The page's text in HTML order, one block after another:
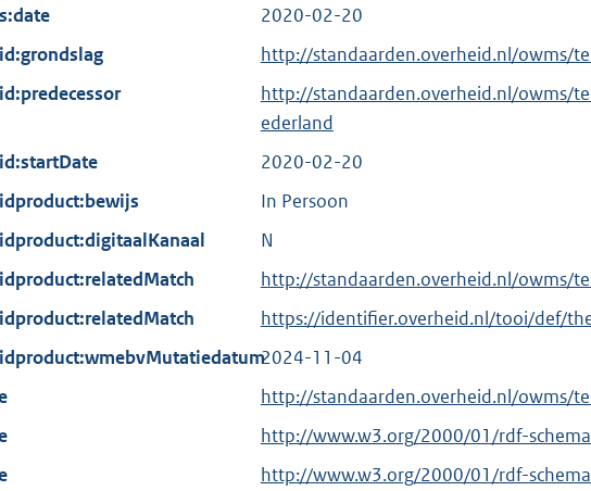
2020-02-20
http://standaarden.overheid.nl/owms/
http://standaarden.overheid.nl/owms/
ederland
2020-02-20
In Persoon
N
http://standaarden.overheid.nl/owms/
https://identifier.overheid.nl/tooi/def/
2024-11-04
http://standaarden.overheid.nl/owms/
E
x
http://www.w3.org/2000/01/rdf-
E
http://www.w3.org/2000/01/rdf-